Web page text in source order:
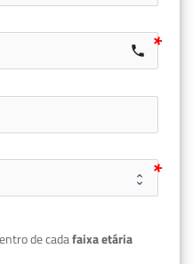
call
de cada